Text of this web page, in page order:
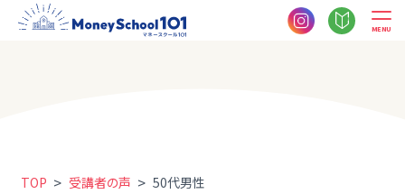
MENU
TOP > 受講者の声 > 50代男性